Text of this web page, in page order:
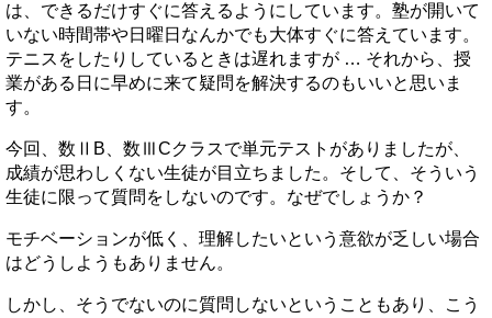
は、できるだけすぐに答えるようにしています。塾が開いて
いない時間帯や日曜日なんかでも大体すぐに答えています。
テニスをしたりしているときは遅れますが … それから、授
業がある日に早めに来て疑問を解決するのもいいと思いま
す。
今回、数ⅡB、数ⅢCクラスで単元テストがありましたが、
成績が思わしくない生徒が目立ちました。そして、そういう
生徒に限って質問をしないのです。なぜでしょうか？
モチベーションが低く、理解したいという意欲が乏しい場合
はどうしようもありません。
しかし、そうでないのに質問しないということもあり、こう